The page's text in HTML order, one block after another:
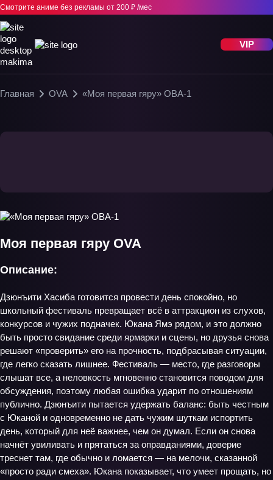
Смотрите аниме без рекламы от 200 ₽ /мес
VIP
Главная OVA «Моя первая гяру» ОВА-1
Моя первая гяру OVA
Описание:
Дзюнъити Хасиба готовится провести день спокойно, но
школьный фестиваль превращает всё в аттракцион из слухов,
конкурсов и чужих подначек. Юкана Ямэ рядом, и это должно
быть просто свидание среди ярмарки и сцены, но друзья снова
решают «проверить» его на прочность, подбрасывая ситуации,
где легко сказать лишнее. Фестиваль — место, где разговоры
слышат все, а неловкость мгновенно становится поводом для
обсуждения, поэтому любая ошибка ударит по отношениям
публично. Дзюнъити пытается удержать баланс: быть честным
с Юканой и одновременно не дать чужим шуткам испортить
день, который для неё важнее, чем он думал. Если он снова
начнёт увиливать и прятаться за оправданиями, доверие
треснет там, где обычно и ломается — на мелочи, сказанной
«просто ради смеха». Юкана показывает, что умеет прощать, но